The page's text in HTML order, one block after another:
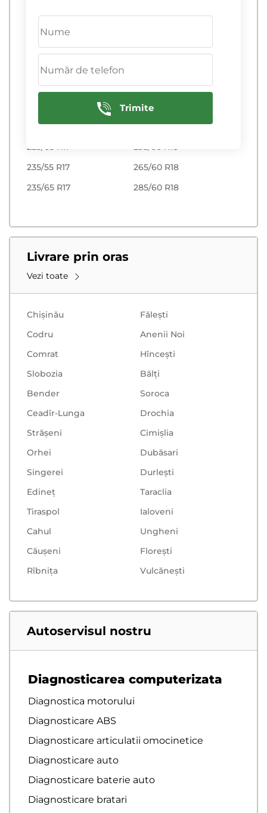
195/65 R15
205/65 R15c
205/55 R16
R17
215/55 R17
225/60 R17
225/65 R17
235/55 R17
235/65 R17
225/40 R18
225/60 R18
235/50 R18
235/60 R18
265/60 R18
285/60 R18
Livrare prin oras
Vezi toate
Chișinău
Făleşti
Codru
Anenii Noi
Comrat
Hînceşti
Slobozia
Bălţi
Bender
Soroca
Ceadîr-Lunga
Drochia
Strășeni
Cimișlia
Orhei
Dubăsari
Singerei
Durlești
Edineț
Taraclia
Tiraspol
Ialoveni
Cahul
Ungheni
Căușeni
Floreşti
Rîbnița
Vulcăneşti
Autoservisul nostru
Diagnosticarea computerizata
Diagnostica motorului
Diagnosticare ABS
Diagnosticare articulatii omocinetice
Diagnosticare auto
Diagnosticare baterie auto
Diagnosticare bratari
Trimite